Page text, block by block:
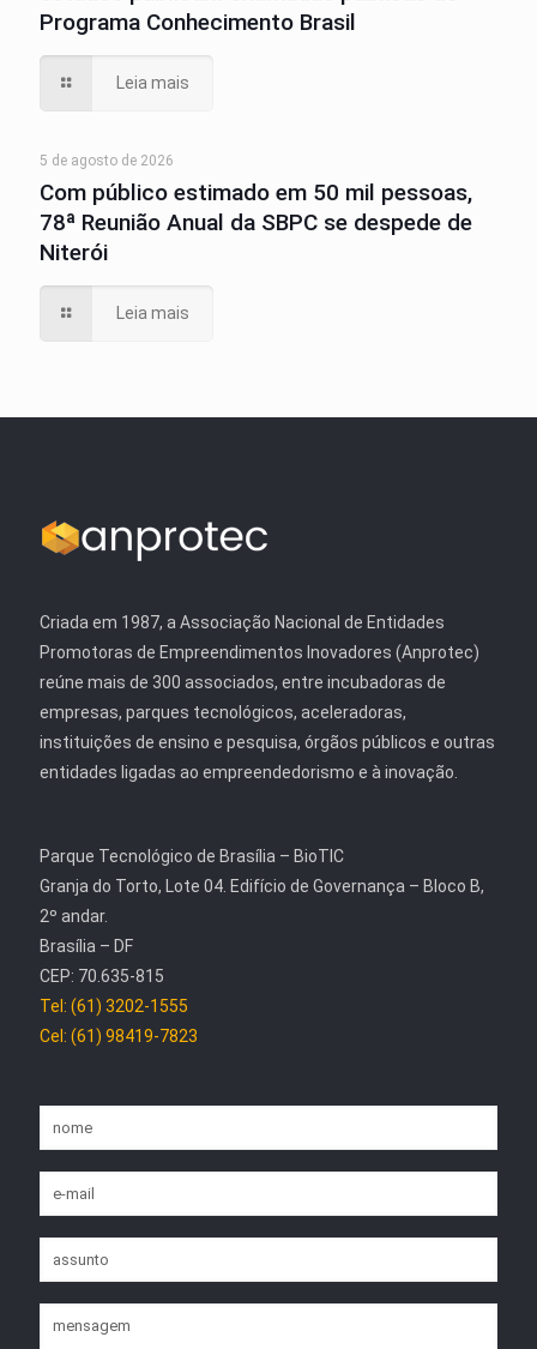
Programa Conhecimento Brasil
Leia mais
5 de agosto de 2026
Com público estimado em 50 mil pessoas,
78ª Reunião Anual da SBPC se despede de
Niterói
Leia mais
Criada em 1987, a Associação Nacional de Entidades
Promotoras de Empreendimentos Inovadores (Anprotec)
reúne mais de 300 associados, entre incubadoras de
empresas, parques tecnológicos, aceleradoras,
instituições de ensino e pesquisa, órgãos públicos e outras
entidades ligadas ao empreendedorismo e à inovação.
Parque Tecnológico de Brasília – BioTIC
Granja do Torto, Lote 04. Edifício de Governança – Bloco B,
2º andar.
Brasília – DF
CEP: 70.635-815
Tel: (61) 3202-1555
Cel: (61) 98419-7823